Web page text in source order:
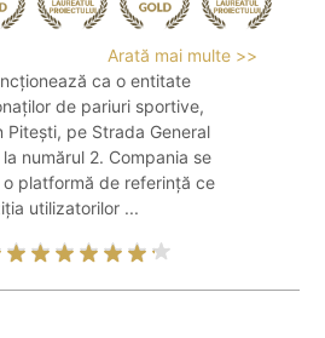
Arată mai multe >>
ca o entitate
de pariuri sportive,
Pitești, pe Strada General
numărul 2. Compania se
platformă de referință ce
utilizatorilor ...